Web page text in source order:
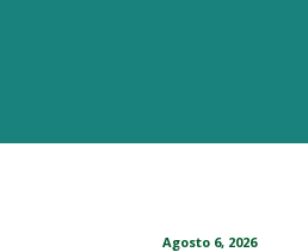
Agosto 6, 2026